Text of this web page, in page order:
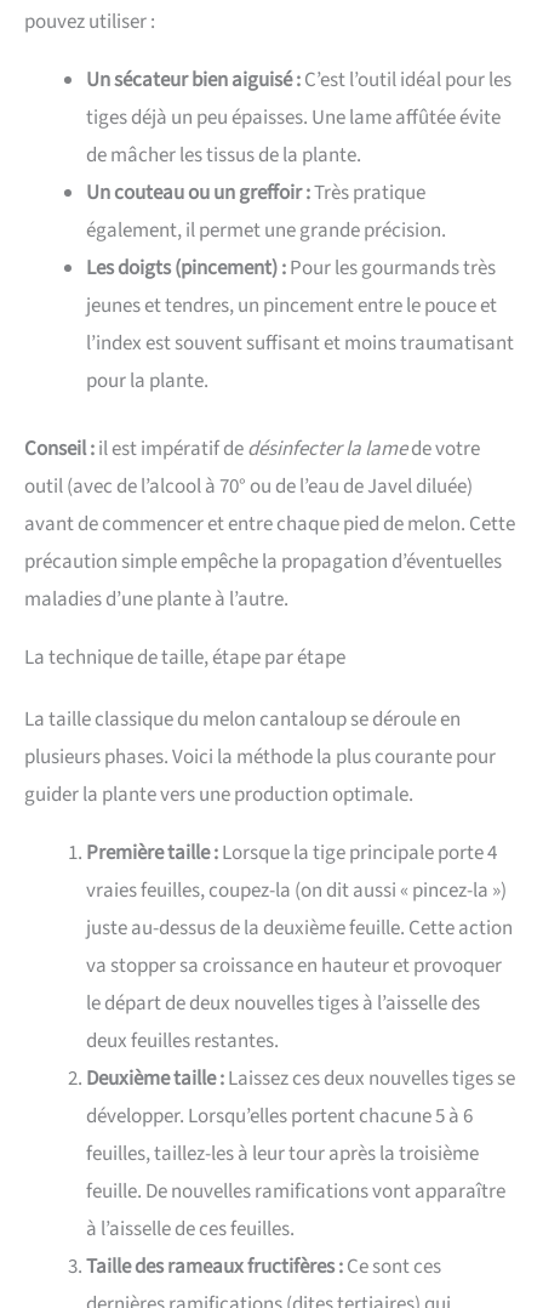
pouvez utiliser :
Un sécateur bien aiguisé :C’est l’outil idéal pour les
tiges déjà un peu épaisses. Une lame affûtée évite
de mâcher les tissus de la plante.
Un couteau ou un greffoir :Très pratique
également, il permet une grande précision.
Les doigts (pincement) :Pour les gourmands très
jeunes et tendres, un pincement entre le pouce et
l’index est souvent suffisant et moins traumatisant
pour la plante.
Conseil :il est impératif dedésinfecter la lamede votre
outil (avec de l’alcool à 70° ou de l’eau de Javel diluée)
avant de commencer et entre chaque pied de melon. Cette
précaution simple empêche la propagation d’éventuelles
maladies d’une plante à l’autre.
La technique de taille, étape par étape
La taille classique du melon cantaloup se déroule en
plusieurs phases. Voici la méthode la plus courante pour
guider la plante vers une production optimale.
Première taille :Lorsque la tige principale porte 4
vraies feuilles, coupez-la (on dit aussi « pincez-la »)
juste au-dessus de la deuxième feuille. Cette action
va stopper sa croissance en hauteur et provoquer
le départ de deux nouvelles tiges à l’aisselle des
deux feuilles restantes.
Deuxième taille :Laissez ces deux nouvelles tiges se
développer. Lorsqu’elles portent chacune 5 à 6
feuilles, taillez-les à leur tour après la troisième
feuille. De nouvelles ramifications vont apparaître
à l’aisselle de ces feuilles.
Taille des rameaux fructifères :Ce sont ces